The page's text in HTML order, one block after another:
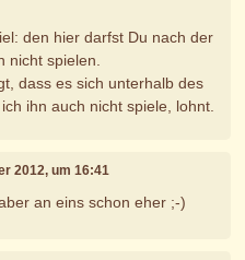
den hier darfst Du nach der
nicht spielen.
dass es sich unterhalb des
ihn auch nicht spiele, lohnt.
2012, um 16:41
an eins schon eher ;-)